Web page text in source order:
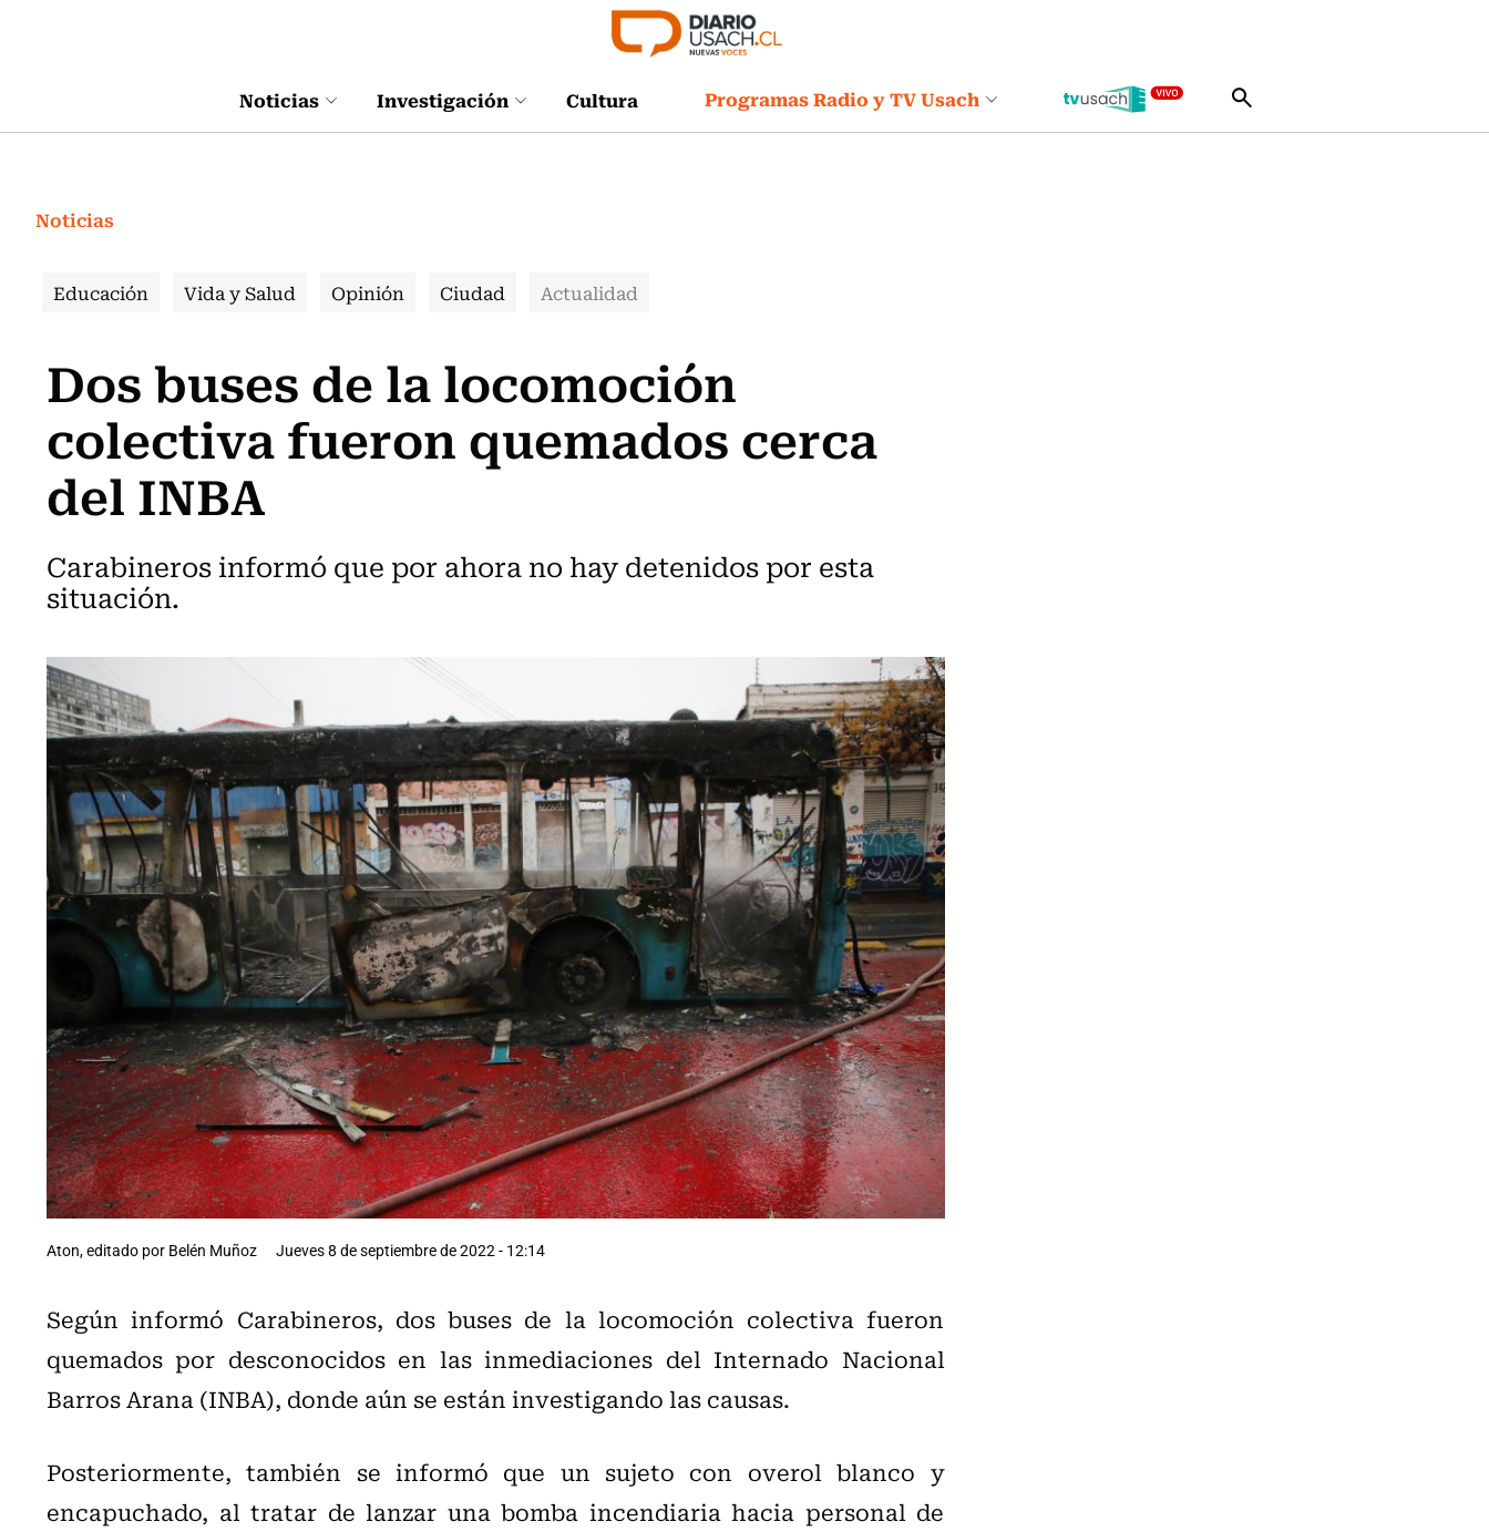
Noticias Investigación Cultura Programas Radio y TV Usach
Noticias
Educación Vida y Salud Opinión Ciudad Actualidad
Dos buses de la locomoción
colectiva fueron quemados cerca
del INBA
Carabineros informó que por ahora no hay detenidos por esta
situación.
Aton, editado por Belén Muñoz Jueves 8 de septiembre de 2022 - 12:14
Según informó Carabineros, dos buses de la locomoción colectiva fueron
quemados por desconocidos en las inmediaciones del Internado Nacional
Barros Arana (INBA), donde aún se están investigando las causas.
Posteriormente, también se informó que un sujeto con overol blanco y
encapuchado, al tratar de lanzar una bomba incendiaria hacia personal de